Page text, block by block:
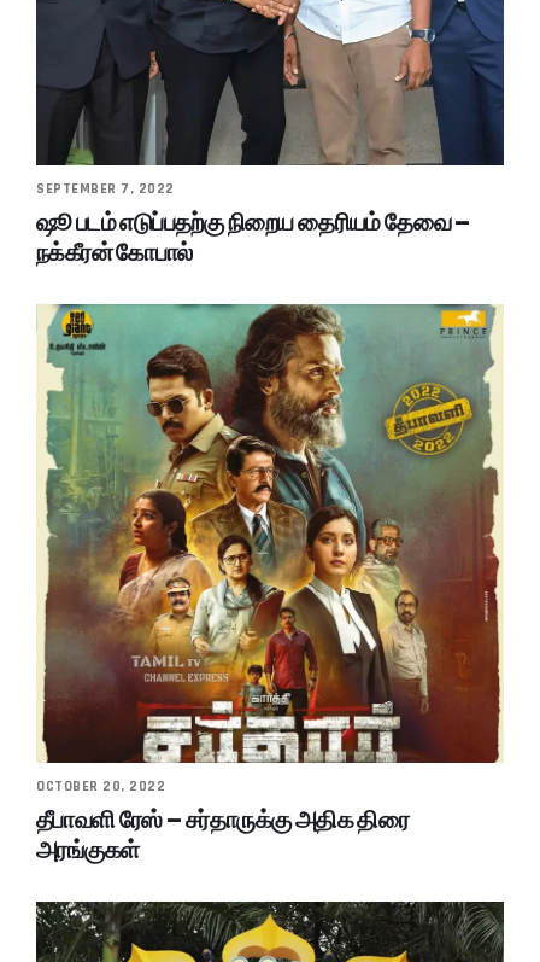
SEPTEMBER 7, 2022
ஷூ படம் எடுப்பதற்கு நிறைய தைரியம் தேவை –
நக்கீரன் கோபால்
OCTOBER 20, 2022
தீபாவளி ரேஸ் – சர்தாருக்கு அதிக திரை
அரங்குகள்